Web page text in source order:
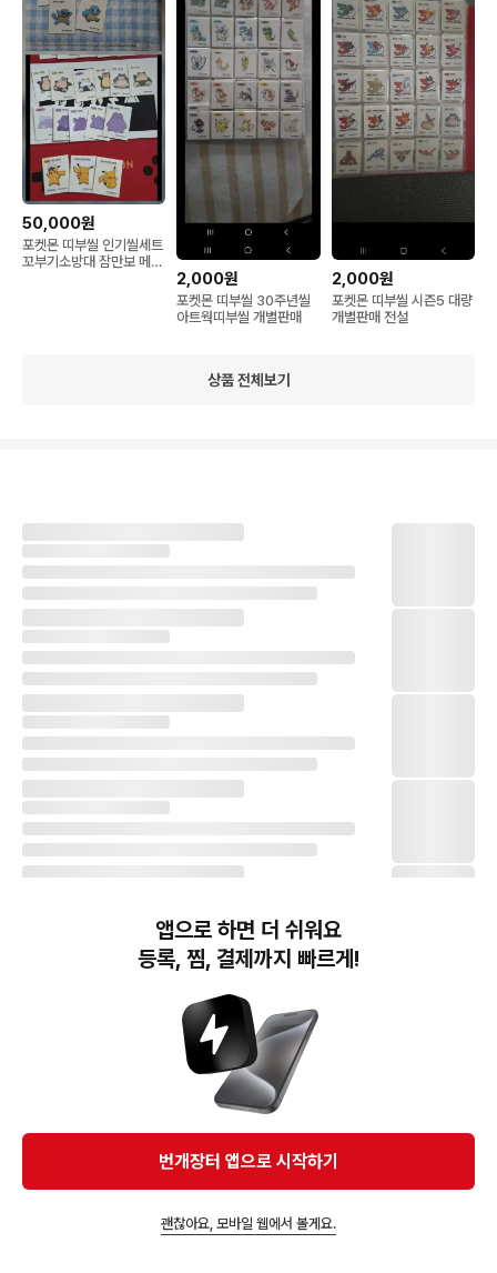
앱에서 구매하기
50,000원
포켓몬 띠부씰 인기씰세트
꼬부기소방대 잠만보 메타
2,000원
포켓몬 띠부씰 30주년씰
아트웍띠부씰 개별판매
2,000원
포켓몬 띠부씰 시즌5 대량
개별판매 전설
상품 전체보기
번개장터(주) 사업자정보, 이용약관 및 기타 법적고지
번개장터㈜는 통신판매중개자이며, 통신판매의 당사자가 아닙니다. 전자상거래 등에서의
소비자보호에 관한 법률 등 관련 법령 및 번개장터㈜의 약관에 따라 상품, 상품정보, 거래에 관한 책임은
개별 판매자에게 귀속하고, 번개장터㈜는 원칙적으로 회원간 거래에 대하여 책임을 지지 않습니다.
다만, 번개장터㈜가 직접 판매하는 상품에 대한 책임은 번개장터㈜에게 귀속합니다.
앱으로 하면 더 쉬워요
등록, 찜, 결제까지 빠르게!
번개장터 앱으로 시작하기
괜찮아요, 모바일 웹에서 볼게요.